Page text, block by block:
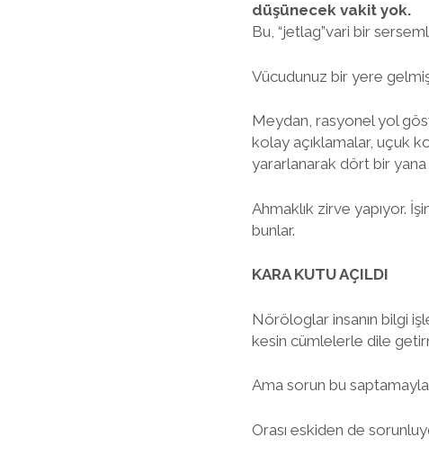
düşünecek vakit yok.
Bu, “jetlag”vari bir
Vücudunuz bir yere
Meydan, rasyonel yol
kolay açıklamalar, uçuk
yararlanarak dört bir yana
Ahmaklık zirve yapıyor.
bunlar.
KARA KUTU AÇILDI
Nöröloglar insanın bilgi
kesin cümlelerle dile
Ama sorun bu
Orası eskiden de